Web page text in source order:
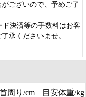
ございので、予めご了
決済等の手数料はお客
承くださいませ。
周り/cm 目安体重/kg